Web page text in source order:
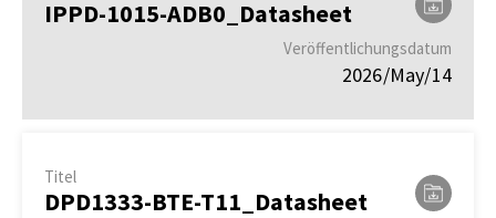
IPPD-1015-ADB0_Datasheet
Veröffentlichungsdatum
2026/May/14
Titel
DPD1333-BTE-T11_Datasheet